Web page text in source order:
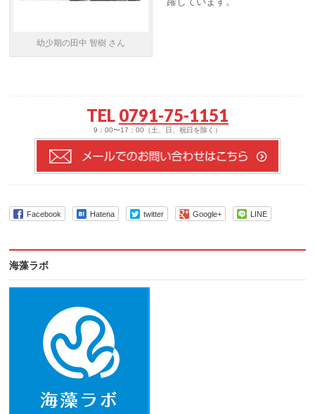
幼少期の田中 智樹 さん
TEL 0791-75-1151
9：00〜17：00（土、日、祝日を除く）
Facebook Hatena twitter Google+ LINE
海藻ラボ